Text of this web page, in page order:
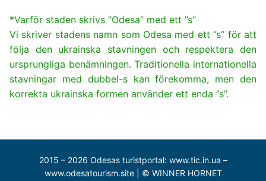
*Varför staden skrivs ”Odesa” med ett ”s”
Vi skriver stadens namn som Odesa med ett ”s” för att
följa den ukrainska stavningen och respektera den
ursprungliga benämningen. Traditionella internationella
stavningar med dubbel-s kan förekomma, men den
korrekta ukrainska formen använder ett enda ”s”.
2015 – 2026 Odesas turistportal: www.tic.in.ua –
www.odesatourism.site | © WINNER HORNET